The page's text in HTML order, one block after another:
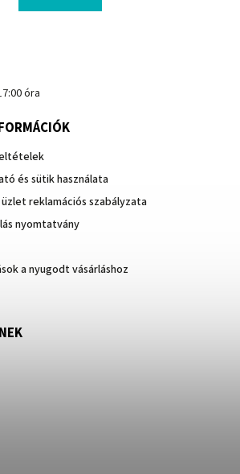
óra
és sütik használata
reklamációs szabályzata
nyomtatvány
a nyugodt vásárláshoz